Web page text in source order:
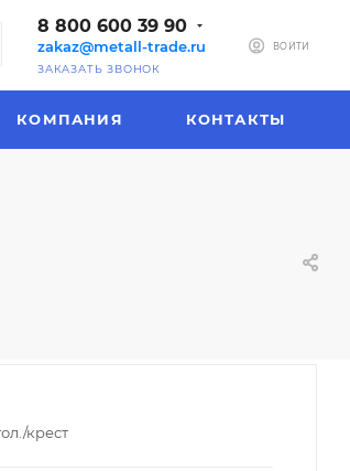
8 800 600 39 90
zakaz@metall-trade.ru
ЗАКАЗАТЬ ЗВОНОК
ВОЙТИ
КОМПАНИЯ КОНТАКТЫ
крест